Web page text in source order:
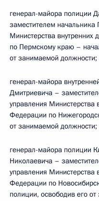
генерал-майора полиции
заместителем начальника
Министерства внутренних
по Пермскому краю –
от занимаемой должности;
генерал-майора
Дмитриевича –
управления Министерства
Федерации по
от занимаемой должности;
генерал-майора полиции
Николаевича –
управления Министерства
Федерации по
полиции, освободив его